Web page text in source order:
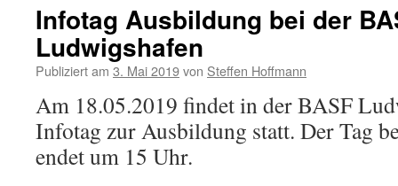
Infotag Ausbildung bei der
Ludwigshafen
Publiziert am 3. Mai 2019von Steffen Hoffmann
Am 18.05.2019 findet in der BASF
Infotag zur Ausbildung statt. Der Tag
endet um 15 Uhr.